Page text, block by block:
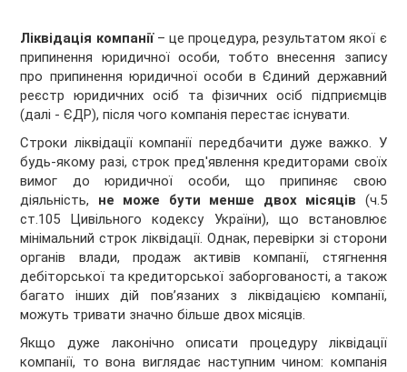
Ліквідація компанії – це процедура, результатом якої є
припинення юридичної особи, тобто внесення запису
про припинення юридичної особи в Єдиний державний
реєстр юридичних осіб та фізичних осіб підприємців
(далі - ЄДР), після чого компанія перестає існувати.
Строки ліквідації компанії передбачити дуже важко. У
будь-якому разі, строк пред'явлення кредиторами своїх
вимог до юридичної особи, що припиняє свою
діяльність, не може бути менше двох місяців (ч.5
ст.105 Цивільного кодексу України), що встановлює
мінімальний строк ліквідації. Однак, перевірки зі сторони
органів влади, продаж активів компанії, стягнення
дебіторської та кредиторської заборгованості, а також
багато інших дій пов’язаних з ліквідацією компанії,
можуть тривати значно більше двох місяців.
Якщо дуже лаконічно описати процедуру ліквідації
компанії, то вона виглядає наступним чином: компанія